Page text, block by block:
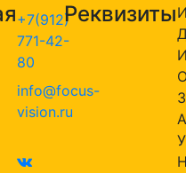
+7(912)
771-42-
80
info@focus-
vision.ru
Реквизиты